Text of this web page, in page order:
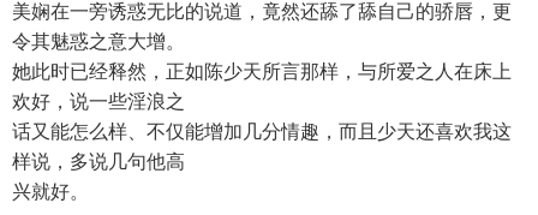
美娴在一旁诱惑无比的说道，竟然还舔了舔自己的骄唇，更
令其魅惑之意大增。
她此时已经释然，正如陈少天所言那样，与所爱之人在床上
欢好，说一些淫浪之
话又能怎么样、不仅能增加几分情趣，而且少天还喜欢我这
样说，多说几句他高
兴就好。